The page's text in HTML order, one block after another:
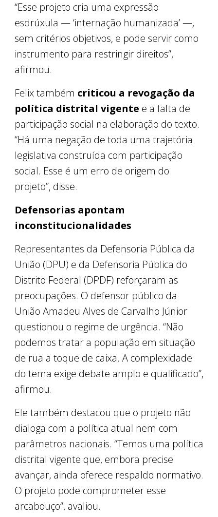
“Esse projeto cria uma expressão
esdrúxula — ‘internação humanizada’ —,
sem critérios objetivos, e pode servir como
instrumento para restringir direitos”,
afirmou.
Felix também criticou a revogação da
política distrital vigente e a falta de
participação social na elaboração do texto.
“Há uma negação de toda uma trajetória
legislativa construída com participação
social. Esse é um erro de origem do
projeto”, disse.
Defensorias apontam
inconstitucionalidades
Representantes da Defensoria Pública da
União (DPU) e da Defensoria Pública do
Distrito Federal (DPDF) reforçaram as
preocupações. O defensor público da
União Amadeu Alves de Carvalho Júnior
questionou o regime de urgência. “Não
podemos tratar a população em situação
de rua a toque de caixa. A complexidade
do tema exige debate amplo e qualificado”,
afirmou.
Ele também destacou que o projeto não
dialoga com a política atual nem com
parâmetros nacionais. “Temos uma política
distrital vigente que, embora precise
avançar, ainda oferece respaldo normativo.
O projeto pode comprometer esse
arcabouço”, avaliou.